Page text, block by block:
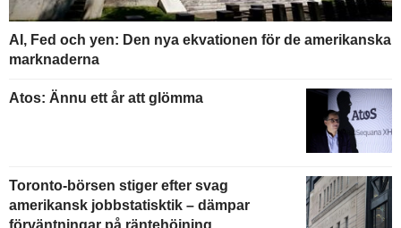
AI, Fed och yen: Den nya ekvationen för de amerikanska
marknaderna
Atos: Ännu ett år att glömma
Toronto-börsen stiger efter svag
amerikansk jobbstatisktik – dämpar